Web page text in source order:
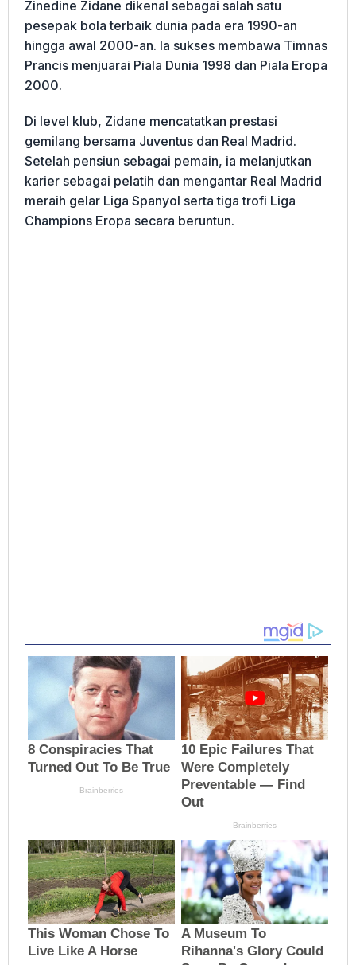
Zinedine Zidane dikenal sebagai salah satu
pesepak bola terbaik dunia pada era 1990-an
hingga awal 2000-an. Ia sukses membawa Timnas
Prancis menjuarai Piala Dunia 1998 dan Piala Eropa
2000.
Di level klub, Zidane mencatatkan prestasi
gemilang bersama Juventus dan Real Madrid.
Setelah pensiun sebagai pemain, ia melanjutkan
karier sebagai pelatih dan mengantar Real Madrid
meraih gelar Liga Spanyol serta tiga trofi Liga
Champions Eropa secara beruntun.